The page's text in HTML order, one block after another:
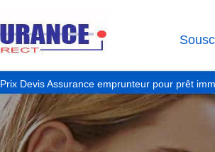
Prix Devis Assurance emprunteur pour prêt